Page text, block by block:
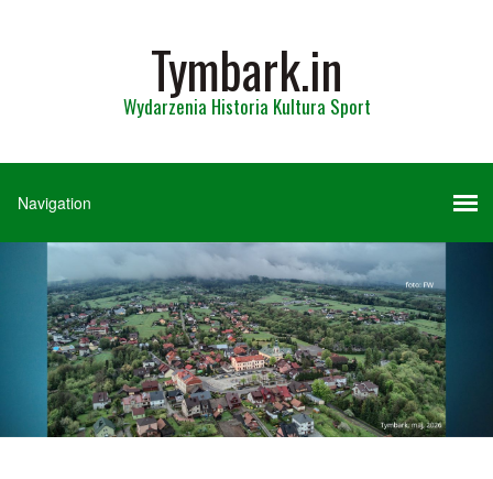
Tymbark.in
Wydarzenia Historia Kultura Sport